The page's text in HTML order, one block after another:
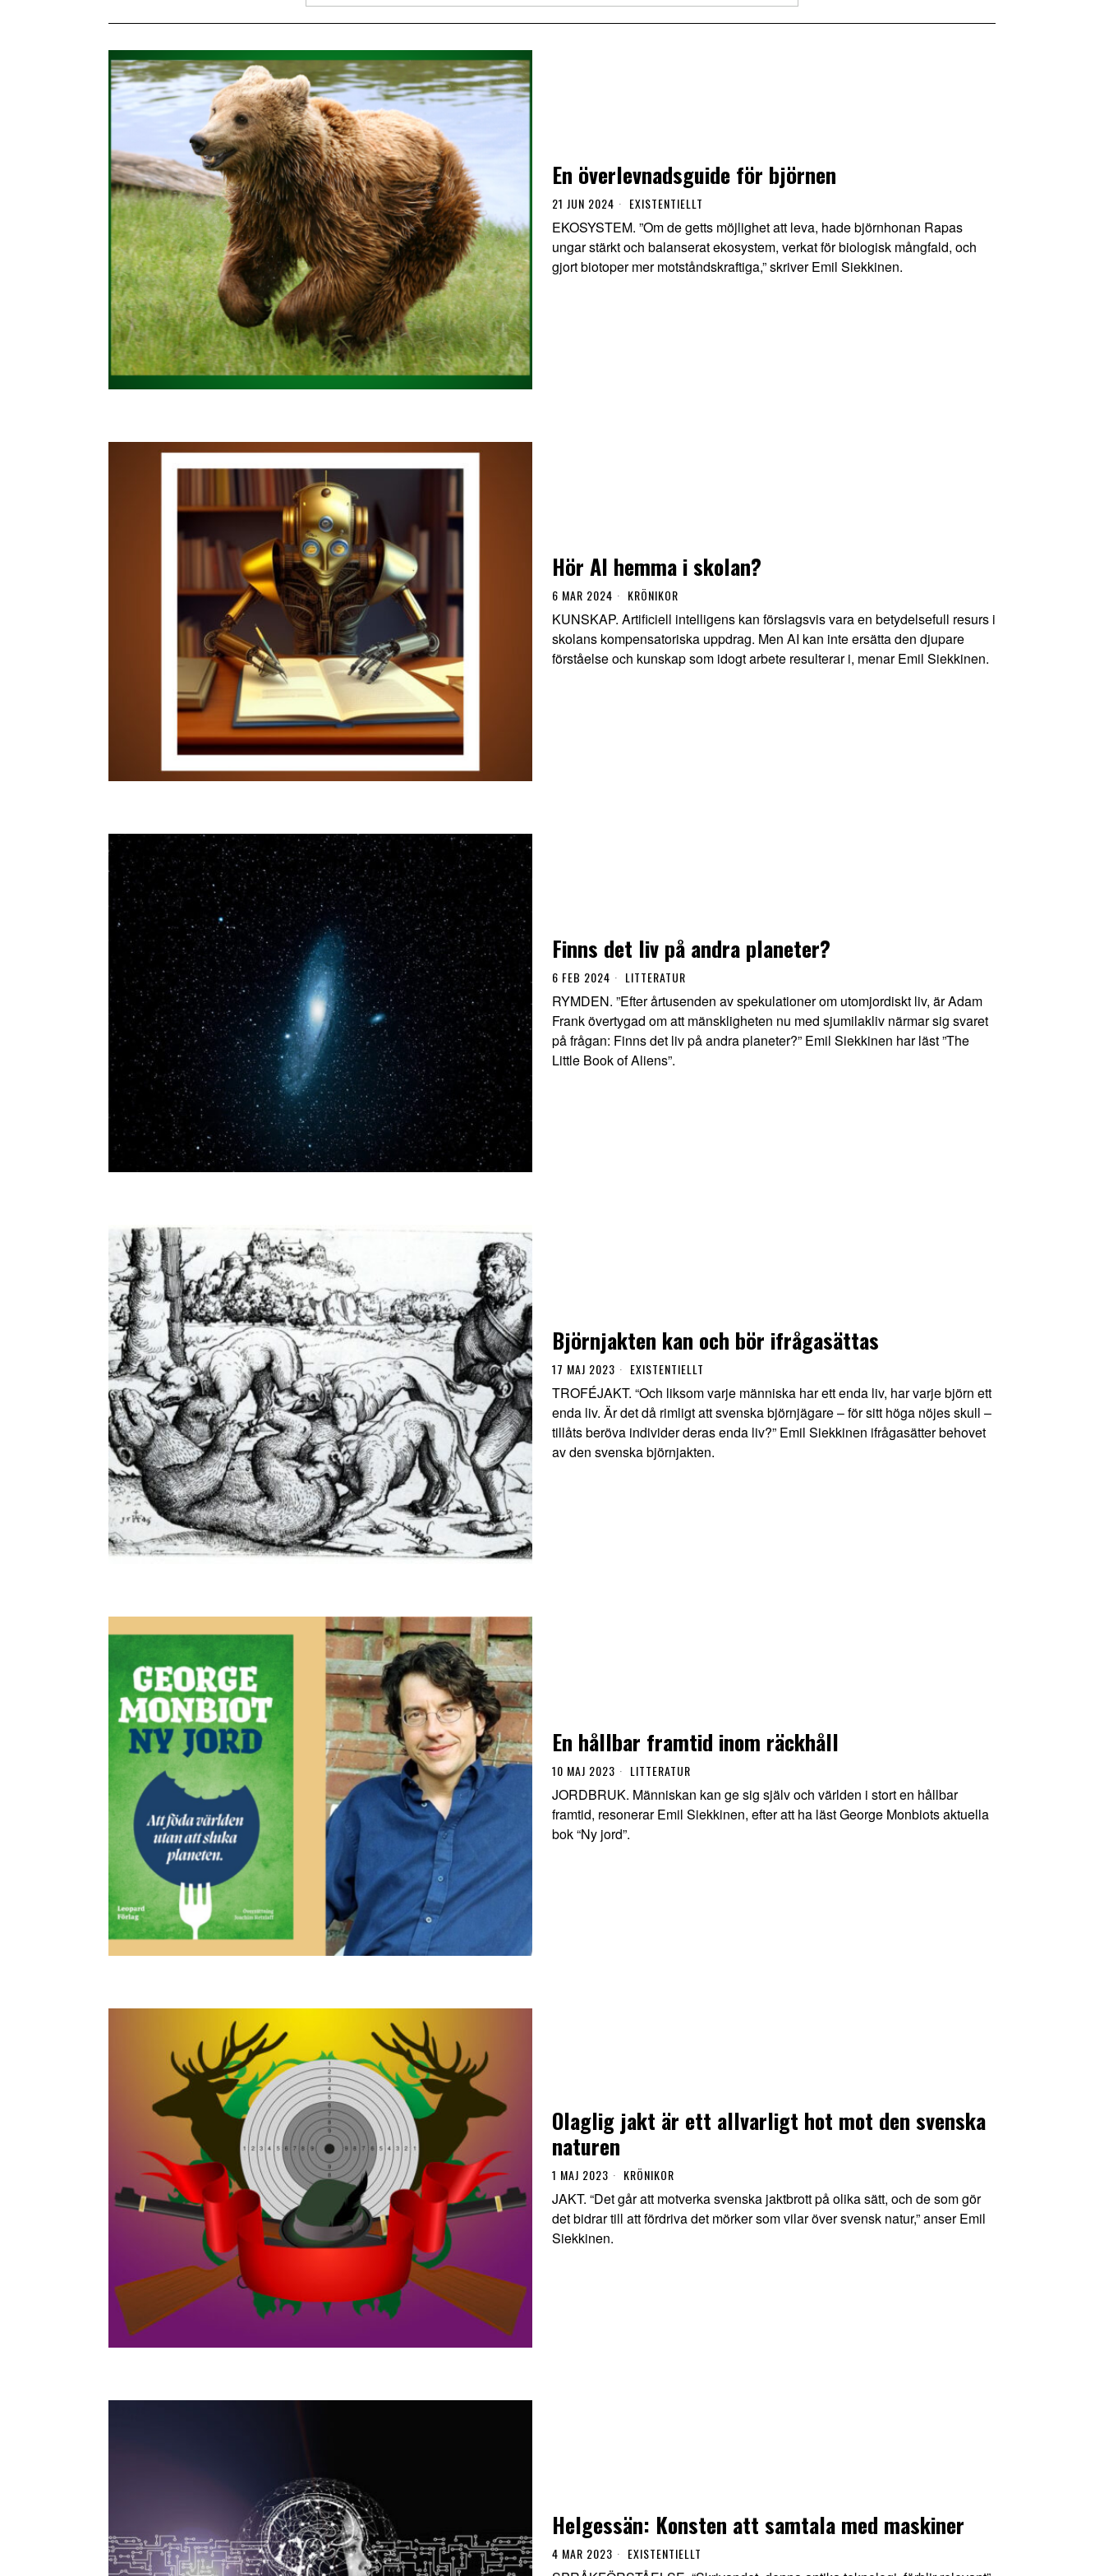
En överlevnadsguide för björnen
21 JUN 2024 EXISTENTIELLT
EKOSYSTEM. ”Om de getts möjlighet att leva, hade björnhonan Rapas
ungar stärkt och balanserat ekosystem, verkat för biologisk mångfald, och
gjort biotoper mer motståndskraftiga,” skriver Emil Siekkinen.
Hör AI hemma i skolan?
6 MAR 2024 KRÖNIKOR
KUNSKAP. Artificiell intelligens kan förslagsvis vara en betydelsefull resurs i
skolans kompensatoriska uppdrag. Men AI kan inte ersätta den djupare
förståelse och kunskap som idogt arbete resulterar i, menar Emil Siekkinen.
Finns det liv på andra planeter?
6 FEB 2024 LITTERATUR
RYMDEN. ”Efter årtusenden av spekulationer om utomjordiskt liv, är Adam
Frank övertygad om att mänskligheten nu med sjumilakliv närmar sig svaret
på frågan: Finns det liv på andra planeter?” Emil Siekkinen har läst ”The
Little Book of Aliens”.
Björnjakten kan och bör ifrågasättas
17 MAJ 2023 EXISTENTIELLT
TROFÉJAKT. “Och liksom varje människa har ett enda liv, har varje björn ett
enda liv. Är det då rimligt att svenska björnjägare – för sitt höga nöjes skull –
tillåts beröva individer deras enda liv?” Emil Siekkinen ifrågasätter behovet
av den svenska björnjakten.
En hållbar framtid inom räckhåll
10 MAJ 2023 LITTERATUR
JORDBRUK. Människan kan ge sig själv och världen i stort en hållbar
framtid, resonerar Emil Siekkinen, efter att ha läst George Monbiots aktuella
bok “Ny jord”.
Olaglig jakt är ett allvarligt hot mot den svenska
naturen
1 MAJ 2023 KRÖNIKOR
JAKT. “Det går att motverka svenska jaktbrott på olika sätt, och de som gör
det bidrar till att fördriva det mörker som vilar över svensk natur,” anser Emil
Siekkinen.
Helgessän: Konsten att samtala med maskiner
4 MAR 2023 EXISTENTIELLT